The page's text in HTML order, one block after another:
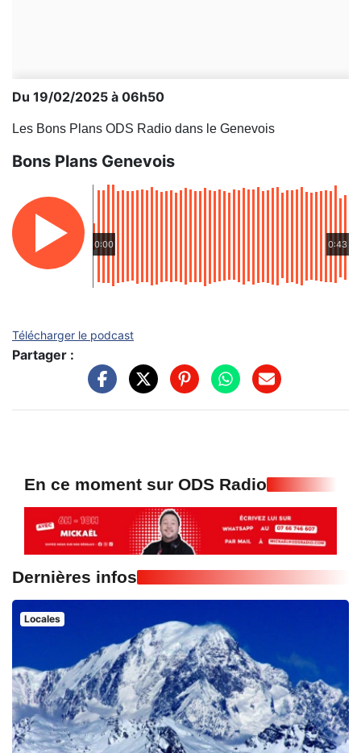
Du 19/02/2025 à 06h50
Les Bons Plans ODS Radio dans le Genevois
Bons Plans Genevois
0:00 0:43
Télécharger le podcast
Partager :
En ce moment sur ODS Radio
Dernières infos
Locales